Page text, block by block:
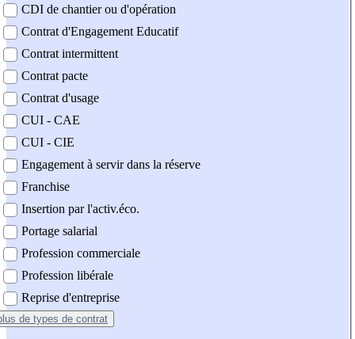
CDI de chantier ou d'opération
Contrat d'Engagement Educatif
Contrat intermittent
Contrat pacte
Contrat d'usage
CUI - CAE
CUI - CIE
Engagement à servir dans la réserve
Franchise
Insertion par l'activ.éco.
Portage salarial
Profession commerciale
Profession libérale
Reprise d'entreprise
de types de contrat